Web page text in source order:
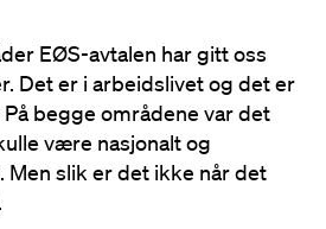
EØS-avtalen har gitt oss
Det er i arbeidslivet og det er
begge områdene var det
være nasjonalt og
Men slik er det ikke når det